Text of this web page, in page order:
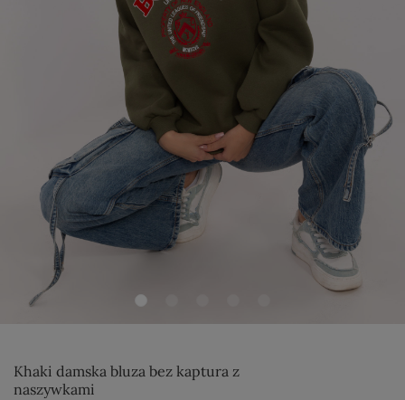
Khaki damska bluza bez kaptura z
naszywkami